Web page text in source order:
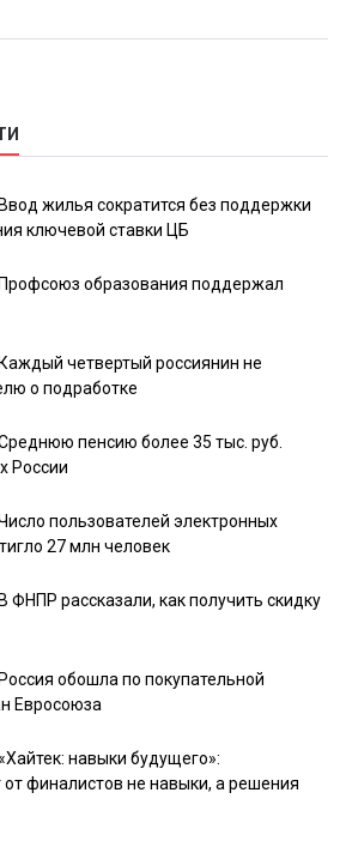
Ввод жилья сократится без поддержки
ключевой ставки ЦБ
Профсоюз образования поддержал
Каждый четвертый россиянин не
о подработке
пенсию более 35 тыс. руб.
России
пользователей электронных
27 млн человек
В ФНПР рассказали, как получить скидку
Россия обошла по покупательной
Евросоюза
навыки будущего»:
финалистов не навыки, а решения